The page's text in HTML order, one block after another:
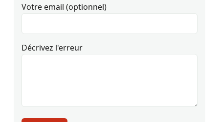
Votre email (optionnel)
Décrivez l'erreur